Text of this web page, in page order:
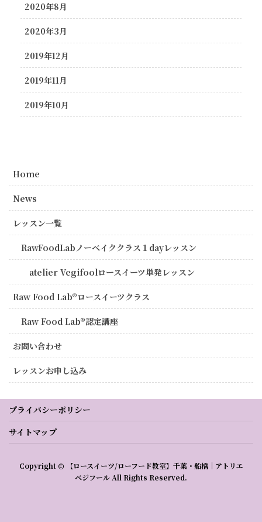
2020年8月
2020年3月
2019年12月
2019年11月
2019年10月
Home
News
レッスン一覧
RawFoodLabノーベイククラス１dayレッスン
atelier Vegifoolロースイーツ単発レッスン
Raw Food Lab®︎ロースイーツクラス
Raw Food Lab®︎認定講座
お問い合わせ
レッスンお申し込み
プライバシーポリシー
サイトマップ
Copyright © 【ロースイーツ/ローフード教室】千葉・船橋｜アトリエ
ベジフール All Rights Reserved.